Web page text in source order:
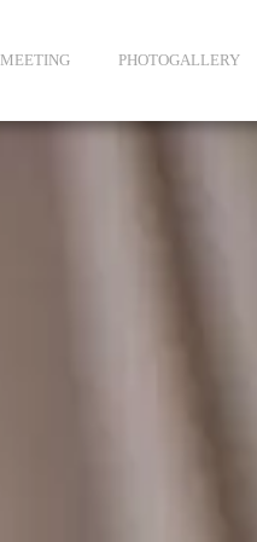
MEETING PHOTOGALLERY